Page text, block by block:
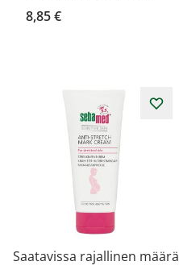
8,85 €
Saatavissa rajallinen määrä